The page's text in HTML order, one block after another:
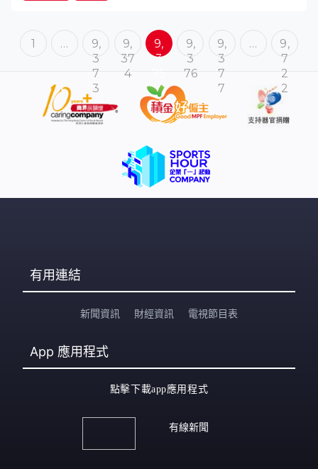
1 …
9,
3
7
3
9,
37
4
9,
3
9,
3
76
9,
3
7
7
…
9,
7
2
2
有用連結
新聞資訊 財經資訊 電視節目表
App 應用程式
點擊下載app應用程式
有線新聞